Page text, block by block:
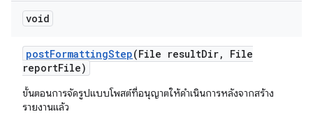
void
postFormattingStep(File resultDir,
File
reportFile)
ขั้นตอนการจัดรูปแบบโพสต์ที่อนุญาตให้ดำเนินการหลังจากสร้าง
รายงานแล้ว